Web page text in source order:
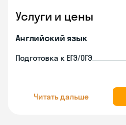
Услуги и цены
Английский язык
Подготовка к ЕГЭ/ОГЭ
Читать дальше